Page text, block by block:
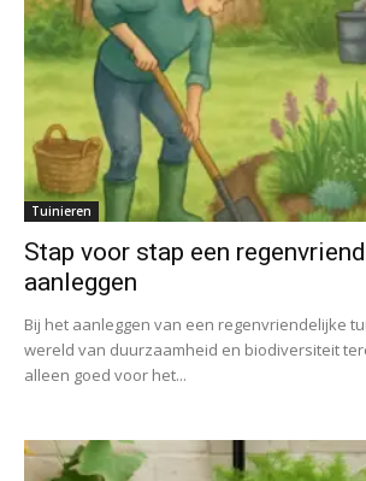
Tuinieren
Stap voor stap een
aanleggen
Bij het aanleggen van een regenvriendelijke
wereld van duurzaamheid en biodiversiteit
alleen goed voor het...